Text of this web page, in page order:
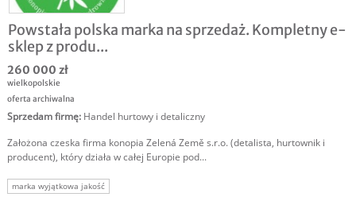
Powstała polska marka na sprzedaż. Kompletny e-
sklep z produ...
260 000 zł
wielkopolskie
oferta archiwalna
Sprzedam firmę: Handel hurtowy i detaliczny
Założona czeska firma konopia Zelená Země s.r.o. (detalista, hurtownik i
producent), który działa w całej Europie pod...
marka wyjątkowa jakość